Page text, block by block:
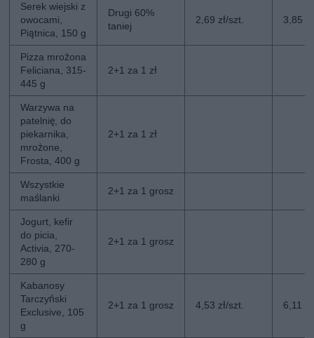
Serek wiejski z
owocami,
Piątnica, 150 g
Drugi 60%
taniej
2,69 zł/szt. 3,85
Pizza mrożona
Feliciana, 315-
445 g
2+1 za 1 zł
Warzywa na
patelnię, do
piekarnika,
mrożone,
Frosta, 400 g
2+1 za 1 zł
Wszystkie
maślanki
2+1 za 1 grosz
Jogurt, kefir
do picia,
Activia, 270-
280 g
2+1 za 1 grosz
Kabanosy
Tarczyński
Exclusive, 105
g
2+1 za 1 grosz 4,53 zł/szt. 6,11